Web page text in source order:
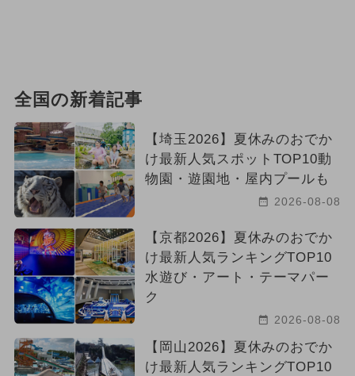
全国の新着記事
【埼玉2026】夏休みのおでか
け最新人気スポットTOP10動
物園・遊園地・屋内プールも
2026-08-08
【京都2026】夏休みのおでか
け最新人気ランキングTOP10
水遊び・アート・テーマパー
ク
2026-08-08
【岡山2026】夏休みのおでか
け最新人気ランキングTOP10